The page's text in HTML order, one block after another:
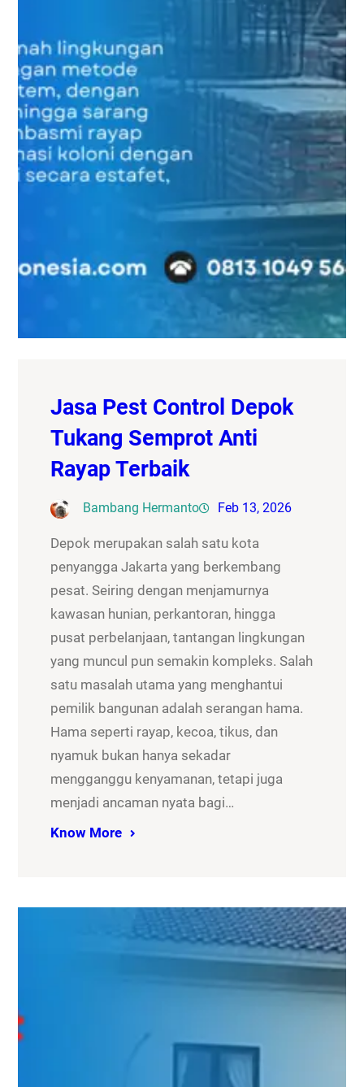
Jasa Pest Control Depok
Tukang Semprot Anti
Rayap Terbaik
Bambang Hermanto Feb 13, 2026
Depok merupakan salah satu kota
penyangga Jakarta yang berkembang
pesat. Seiring dengan menjamurnya
kawasan hunian, perkantoran, hingga
pusat perbelanjaan, tantangan lingkungan
yang muncul pun semakin kompleks. Salah
satu masalah utama yang menghantui
pemilik bangunan adalah serangan hama.
Hama seperti rayap, kecoa, tikus, dan
nyamuk bukan hanya sekadar
mengganggu kenyamanan, tetapi juga
menjadi ancaman nyata bagi…
Know More